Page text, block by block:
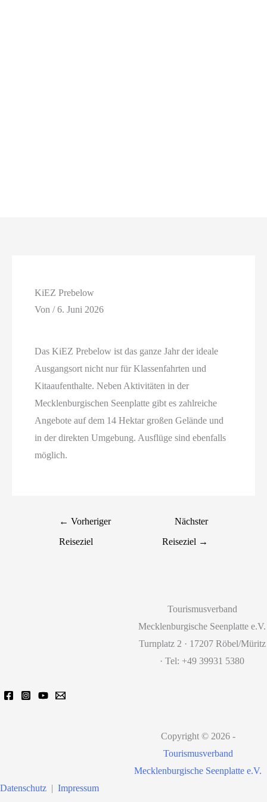
KiEZ Prebelow
Von/6. Juni 2026
Das KiEZ Prebelow ist das ganze Jahr der ideale
Ausgangsort nicht nur für Klassenfahrten und
Kitaaufenthalte. Neben Aktivitäten in der
Mecklenburgischen Seenplatte gibt es zahlreiche
Angebote auf dem 14 Hektar großen Gelände und
in der direkten Umgebung. Ausflüge sind ebenfalls
möglich.
← Vorheriger
Reiseziel
Nächster
Reiseziel →
Tourismusverband
Mecklenburgische Seenplatte e.V.
Turnplatz 2 · 17207 Röbel/Müritz
· Tel: +49 39931 5380
Copyright © 2026 -
Tourismusverband
Mecklenburgische Seenplatte e.V.
Datenschutz | Impressum